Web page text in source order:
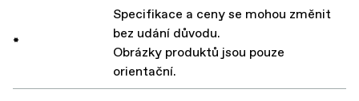
*
Specifikace a ceny se mohou změnit
bez udání důvodu.
Obrázky produktů jsou pouze
orientační.